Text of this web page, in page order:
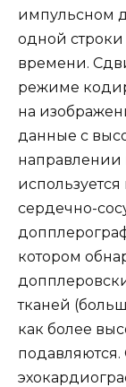
импульсном
одной строки
времени.
режиме
на
данные с
направлении
сердечно-
котором
тканей
как более
подавляются.